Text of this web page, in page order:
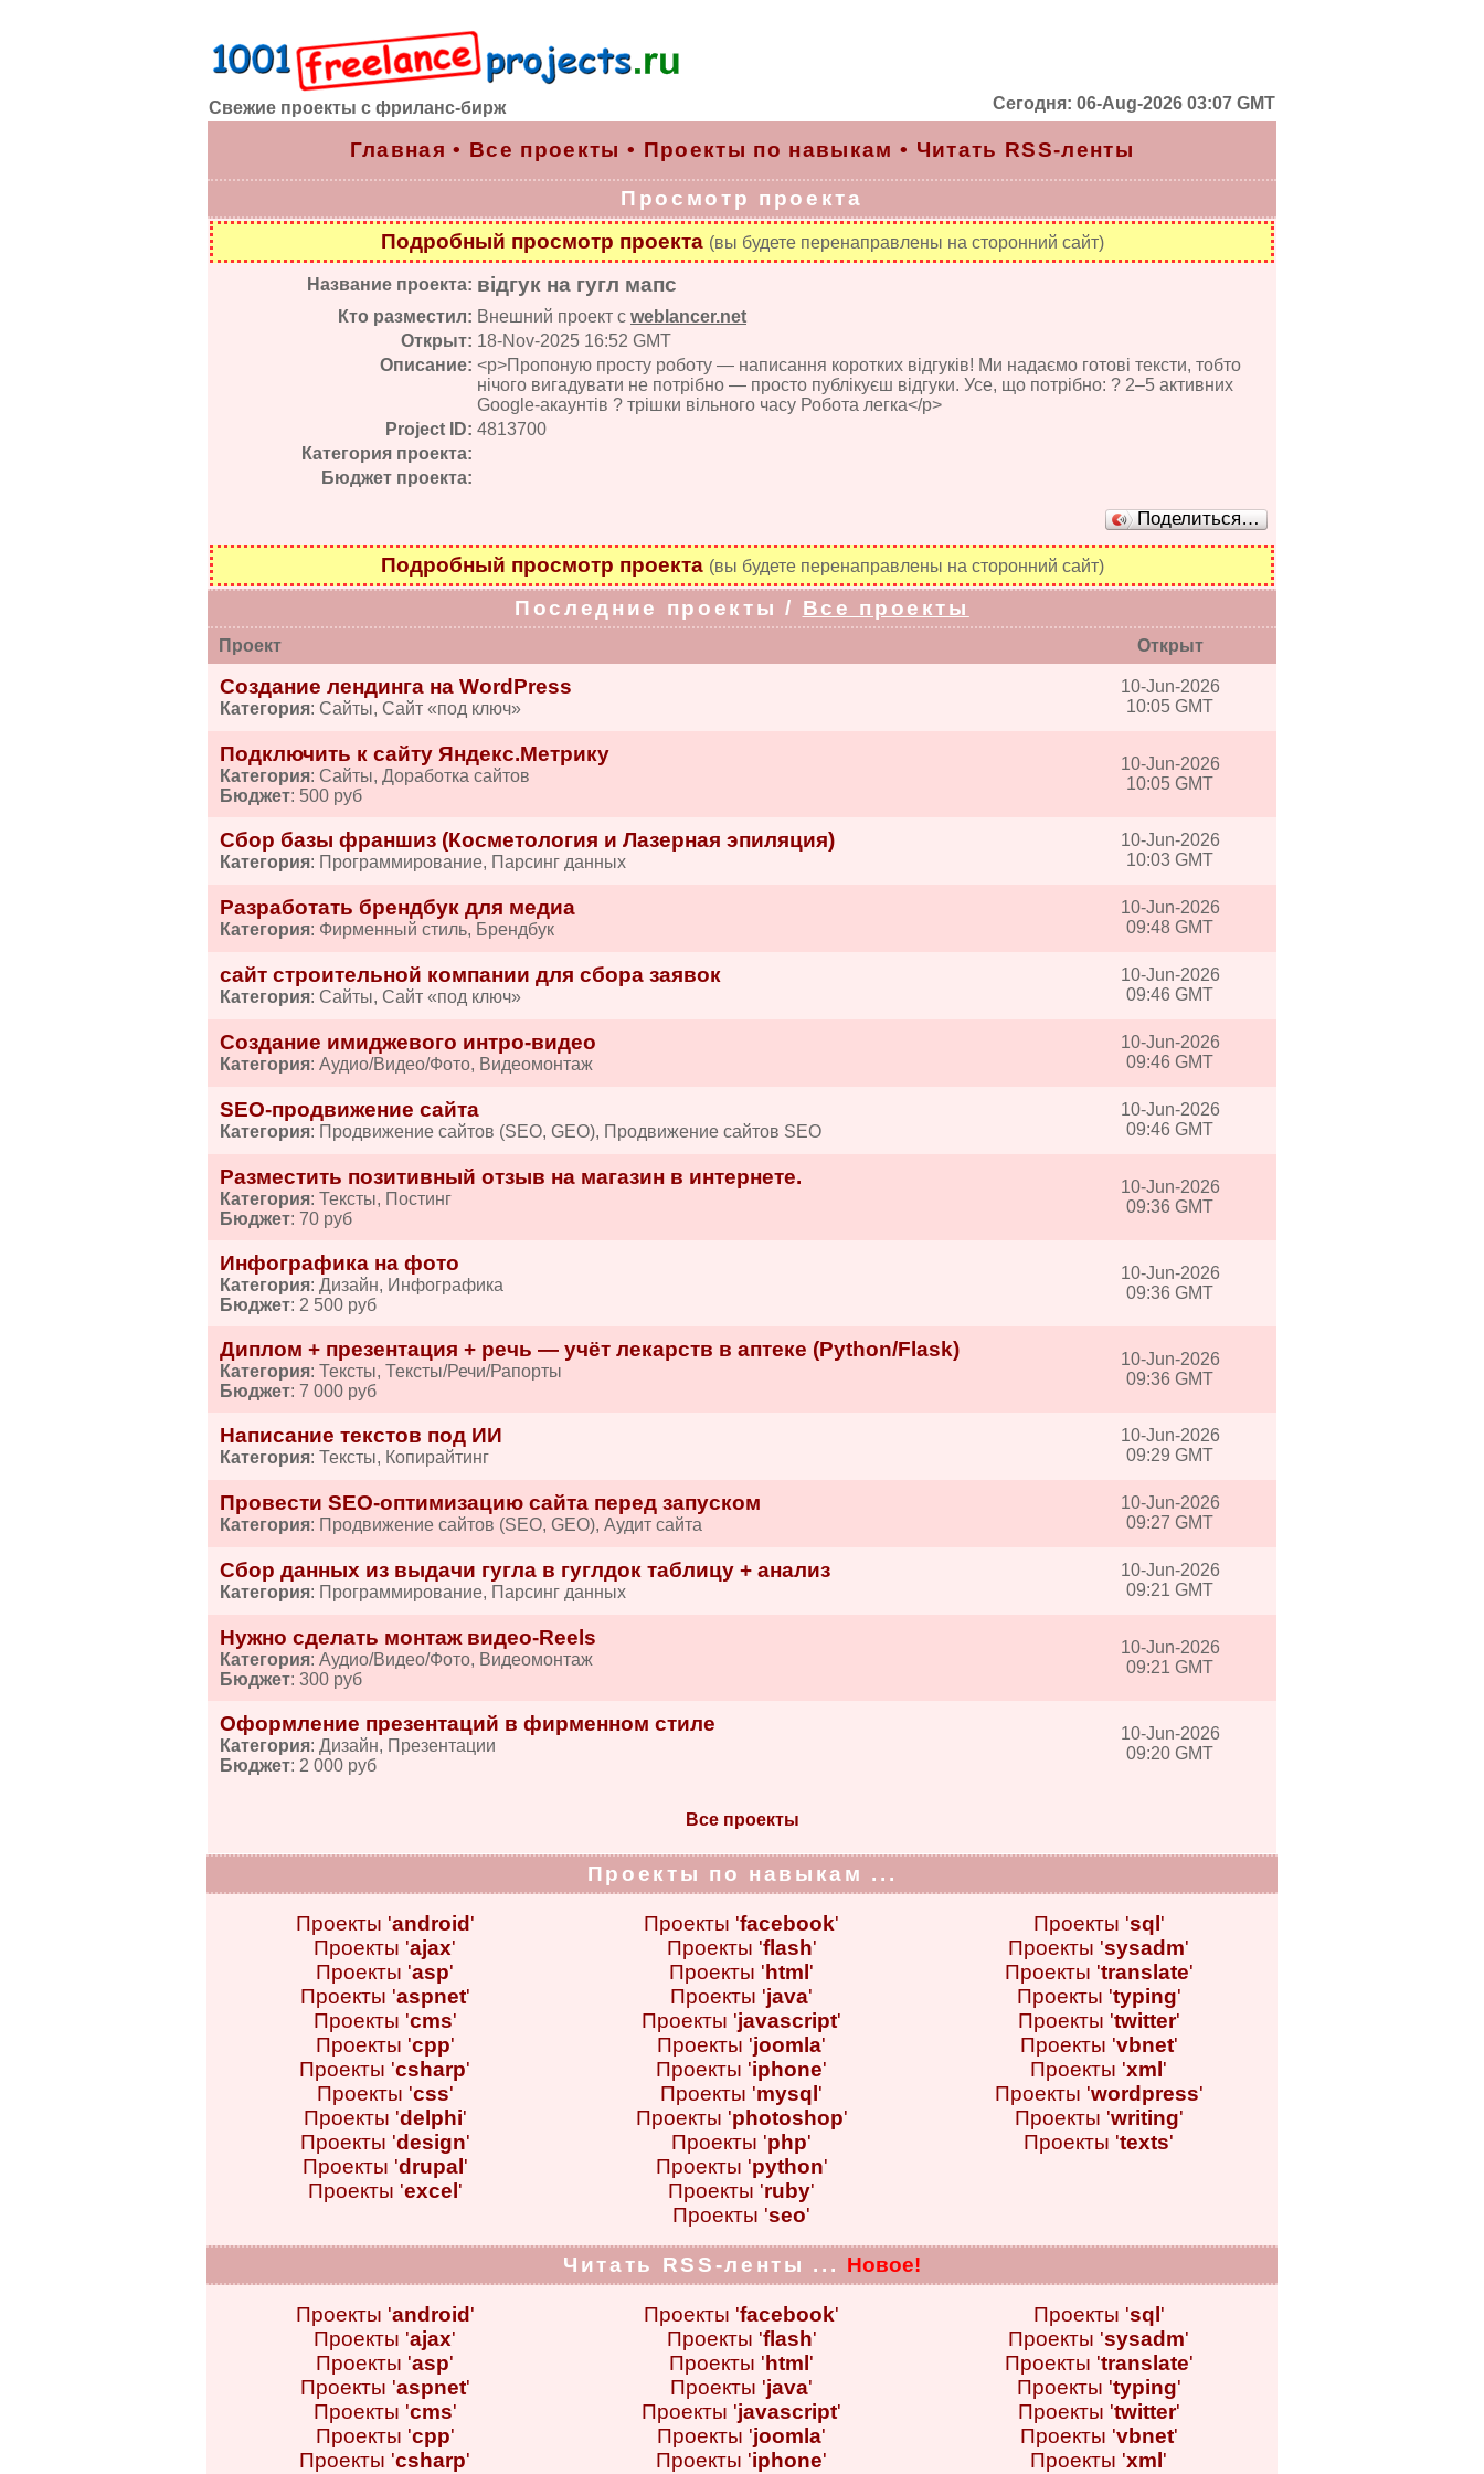
Свежие проекты с фриланс-бирж Сегодня: 06-Aug-2026 03:07 GMT
Главная • Все проекты • Проекты по навыкам • Читать RSS-ленты
Просмотр проекта
Подробный просмотр проекта (вы будете перенаправлены на сторонний сайт)
Название проекта: відгук на гугл мапс
Кто разместил: Внешний проект с weblancer.net
Открыт: 18-Nov-2025 16:52 GMT
Описание: <p>Пропоную просту роботу — написання коротких відгуків! Ми надаємо готові тексти, тобто
нічого вигадувати не потрібно — просто публікуєш відгуки. Усе, що потрібно: ? 2–5 активних
Google-акаунтів ? трішки вільного часу Робота легка</p>
Project ID: 4813700
Категория проекта:
Бюджет проекта:
Поделиться…
Подробный просмотр проекта (вы будете перенаправлены на сторонний сайт)
Последние проекты / Все проекты
Проект Открыт
Создание лендинга на WordPress
Категория: Сайты, Сайт «под ключ»
10-Jun-2026
10:05 GMT
Подключить к сайту Яндекс.Метрику
Категория: Сайты, Доработка сайтов
Бюджет: 500 руб
10-Jun-2026
10:05 GMT
Сбор базы франшиз (Косметология и Лазерная эпиляция)
Категория: Программирование, Парсинг данных
10-Jun-2026
10:03 GMT
Разработать брендбук для медиа
Категория: Фирменный стиль, Брендбук
10-Jun-2026
09:48 GMT
сайт строительной компании для сбора заявок
Категория: Сайты, Сайт «под ключ»
10-Jun-2026
09:46 GMT
Создание имиджевого интро-видео
Категория: Аудио/Видео/Фото, Видеомонтаж
10-Jun-2026
09:46 GMT
SEO-продвижение сайта
Категория: Продвижение сайтов (SEO, GEO), Продвижение сайтов SEO
10-Jun-2026
09:46 GMT
Разместить позитивный отзыв на магазин в интернете.
Категория: Тексты, Постинг
Бюджет: 70 руб
10-Jun-2026
09:36 GMT
Инфографика на фото
Категория: Дизайн, Инфографика
Бюджет: 2 500 руб
10-Jun-2026
09:36 GMT
Диплом + презентация + речь — учёт лекарств в аптеке (Python/Flask)
Категория: Тексты, Тексты/Речи/Рапорты
Бюджет: 7 000 руб
10-Jun-2026
09:36 GMT
Написание текстов под ИИ
Категория: Тексты, Копирайтинг
10-Jun-2026
09:29 GMT
Провести SEO-оптимизацию сайта перед запуском
Категория: Продвижение сайтов (SEO, GEO), Аудит сайта
10-Jun-2026
09:27 GMT
Сбор данных из выдачи гугла в гуглдок таблицу + анализ
Категория: Программирование, Парсинг данных
10-Jun-2026
09:21 GMT
Нужно сделать монтаж видео-Reels
Категория: Аудио/Видео/Фото, Видеомонтаж
Бюджет: 300 руб
10-Jun-2026
09:21 GMT
Оформление презентаций в фирменном стиле
Категория: Дизайн, Презентации
Бюджет: 2 000 руб
10-Jun-2026
09:20 GMT
Все проекты
Проекты по навыкам ...
Проекты 'android '
Проекты 'ajax'
Проекты 'asp'
Проекты 'aspnet'
Проекты 'cms'
Проекты 'cpp'
Проекты 'csharp'
Проекты 'css'
Проекты 'delphi'
Проекты 'design'
Проекты 'drupal '
Проекты 'excel '
Проекты 'facebook'
Проекты 'flash'
Проекты 'html '
Проекты 'java'
Проекты 'javascript'
Проекты 'joomla'
Проекты 'iphone'
Проекты 'mysql '
Проекты 'photoshop'
Проекты 'php'
Проекты 'python'
Проекты 'ruby'
Проекты 'seo'
Проекты 'sql '
Проекты 'sysadm'
Проекты 'translate'
Проекты 'typing'
Проекты 'twitter'
Проекты 'vbnet'
Проекты 'xml '
Проекты 'wordpress'
Проекты 'writing'
Проекты 'texts'
Читать RSS-ленты ... Новое!
Проекты 'android '
Проекты 'ajax'
Проекты 'asp'
Проекты 'aspnet'
Проекты 'cms'
Проекты 'cpp'
Проекты 'csharp'
Проекты 'facebook'
Проекты 'flash'
Проекты 'html '
Проекты 'java'
Проекты 'javascript'
Проекты 'joomla'
Проекты 'iphone'
Проекты 'sql '
Проекты 'sysadm'
Проекты 'translate'
Проекты 'typing'
Проекты 'twitter'
Проекты 'vbnet'
Проекты 'xml '